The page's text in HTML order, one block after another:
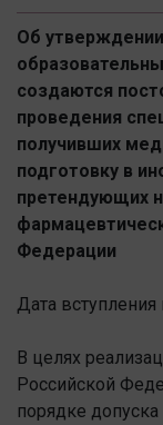
Об
создаются
проведения
получивших
подготовку в
претендующих
Федерации
Дата вступления
В целях
Российской
порядке